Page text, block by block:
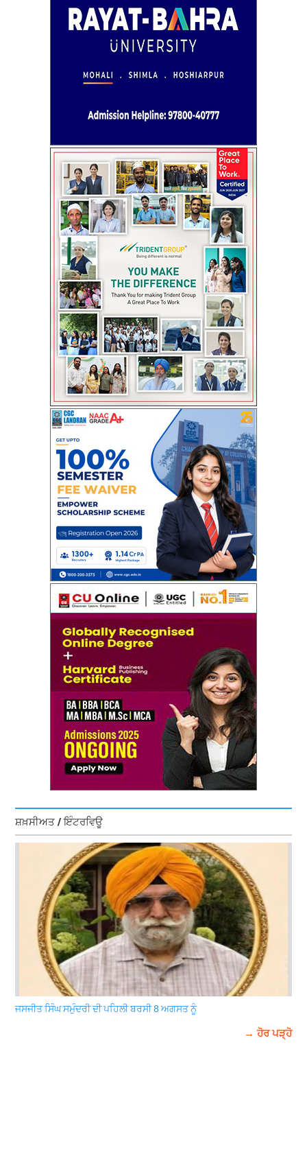
ਸ਼ਖ਼ਸੀਅਤ / ਇੰਟਰਵਿਊ
ਜਸਜੀਤ ਸਿੰਘ ਸਮੁੰਦਰੀ ਦੀ ਪਹਿਲੀ ਬਰਸੀ 8 ਅਗਸਤ ਨੂੰ
→ ਹੋਰ ਪੜ੍ਹੋ